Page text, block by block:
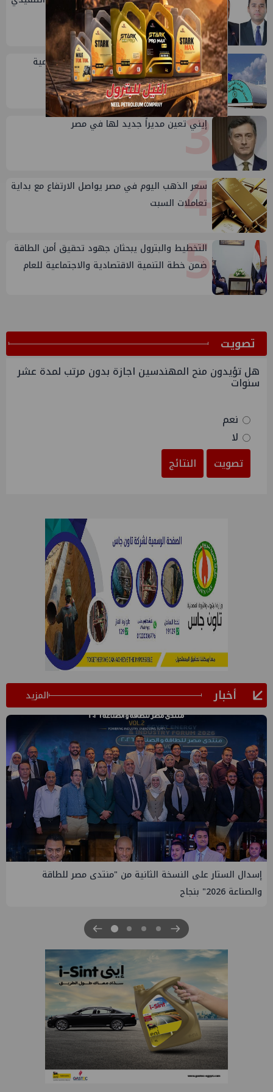
للهيئة
2
خلال أيام: انطلاق ماراثون الجمعيات العمومية
لشركات قطاع البترول
3
إيني تعين مديراً جديد لها في مصر
4
سعر الذهب اليوم في مصر يواصل الارتفاع مع بداية
تعاملات السبت
5
التخطيط والبترول يبحثان جهود تحقيق أمن الطاقة
ضمن خطة التنمية الاقتصادية والاجتماعية للعام
ﺗﺼﻮﻳﺖ
هل تؤيدون منح المهندسين اجازة بدون مرتب لمدة عشر
سنوات
نعم
لا
تصويت
النتائج
أخبار المزيد
إيني تعين مديراً جديد لها في مصر